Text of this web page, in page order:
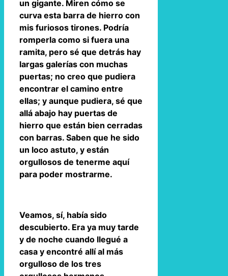
un gigante. Miren cómo se
curva esta barra de hierro con
mis furiosos tirones. Podría
romperla como si fuera una
ramita, pero sé que detrás hay
largas galerías con muchas
puertas; no creo que pudiera
encontrar el camino entre
ellas; y aunque pudiera, sé que
allá abajo hay puertas de
hierro que están bien cerradas
con barras. Saben que he sido
un loco astuto, y están
orgullosos de tenerme aquí
para poder mostrarme.
Veamos, sí, había sido
descubierto. Era ya muy tarde
y de noche cuando llegué a
casa y encontré allí al más
orgulloso de los tres